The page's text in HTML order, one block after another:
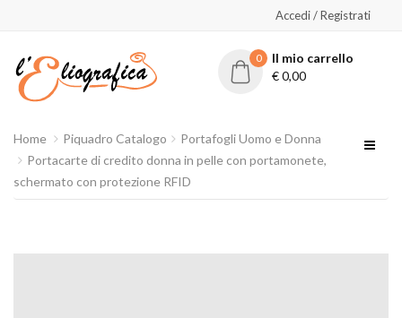
Accedi / Registrati
0
Il mio carrello
€0,00
Home Piquadro Catalogo
Portafogli Uomo e Donna
Portacarte di credito donna in pelle con portamonete,
schermato con protezione RFID